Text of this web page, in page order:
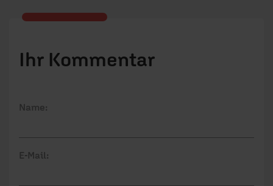
Ihr Kommentar
Name:
E-Mail: